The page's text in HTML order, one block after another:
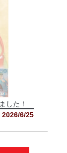
した！
2026/6/25